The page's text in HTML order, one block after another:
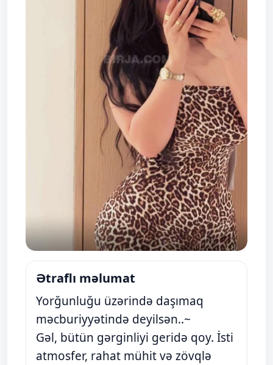
Ətraflı məlumat
Yorğunluğu üzərində daşımaq
məcburiyyətində deyilsən..~
Gəl, bütün gərginliyi geridə qoy. İsti
atmosfer, rahat mühit və zövqlə